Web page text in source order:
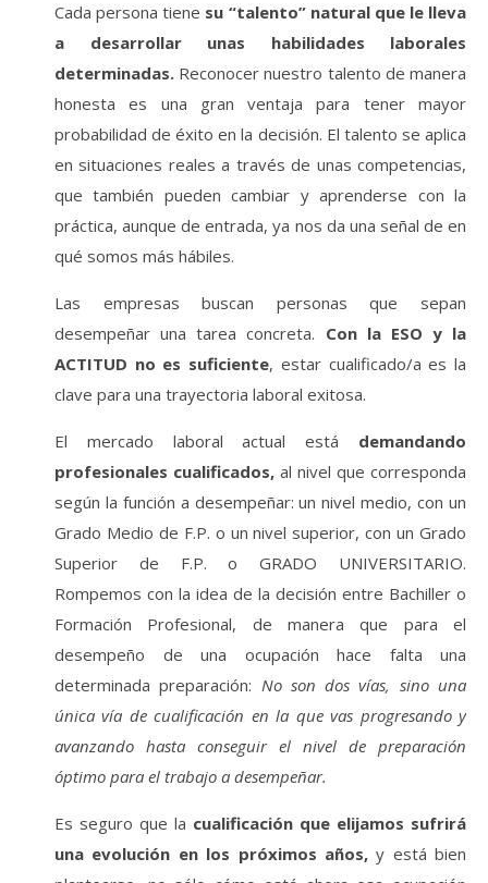
Cada persona tiene su “talento” natural que le lleva
a desarrollar unas habilidades laborales
determinadas. Reconocer nuestro talento de manera
honesta es una gran ventaja para tener mayor
probabilidad de éxito en la decisión. El talento se aplica
en situaciones reales a través de unas competencias,
que también pueden cambiar y aprenderse con la
práctica, aunque de entrada, ya nos da una señal de en
qué somos más hábiles.
Las empresas buscan personas que sepan
desempeñar una tarea concreta. Con la ESO y la
ACTITUD no es suficiente, estar cualificado/a es la
clave para una trayectoria laboral exitosa.
El mercado laboral actual está demandando
profesionales cualificados, al nivel que corresponda
según la función a desempeñar: un nivel medio, con un
Grado Medio de F.P. o un nivel superior, con un Grado
Superior de F.P. o GRADO UNIVERSITARIO.
Rompemos con la idea de la decisión entre Bachiller o
Formación Profesional, de manera que para el
desempeño de una ocupación hace falta una
determinada preparación: No son dos vías, sino una
única vía de cualificación en la que vas progresando y
avanzando hasta conseguir el nivel de preparación
óptimo para el trabajo a desempeñar.
Es seguro que la cualificación que elijamos sufrirá
una evolución en los próximos años,y está bien